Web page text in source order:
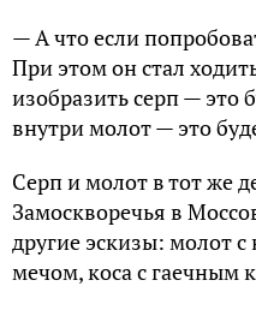
— А что если
При этом он стал
изобразить серп — это
внутри молот — это
Серп и молот в тот же
Замоскворечья в
другие эскизы: молот с
мечом, коса с гаечным